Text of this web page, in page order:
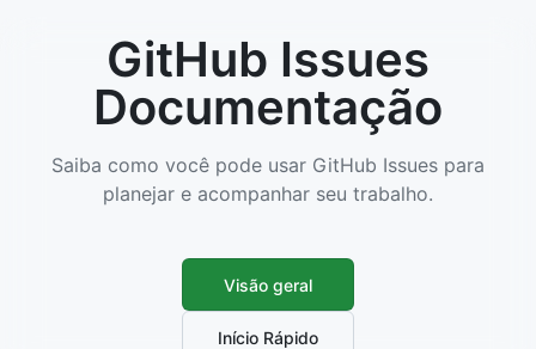
GitHub Issues
Documentação
Saiba como você pode usar GitHub Issues para
planejar e acompanhar seu trabalho.
Visão geral
Início Rápido